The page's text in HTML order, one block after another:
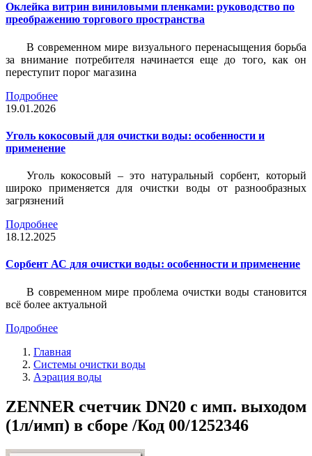
Оклейка витрин виниловыми пленками: руководство по
преображению торгового пространства
В современном мире визуального перенасыщения борьба
за внимание потребителя начинается еще до того, как он
переступит порог магазина
Подробнее
19.01.2026
Уголь кокосовый для очистки воды: особенности и
применение
Уголь кокосовый – это натуральный сорбент, который
широко применяется для очистки воды от разнообразных
загрязнений
Подробнее
18.12.2025
Сорбент АС для очистки воды: особенности и применение
В современном мире проблема очистки воды становится
всё более актуальной
Подробнее
Главная
Системы очистки воды
Аэрация воды
ZENNER счетчик DN20 с имп. выходом
(1л/имп) в сборе /Код 00/1252346